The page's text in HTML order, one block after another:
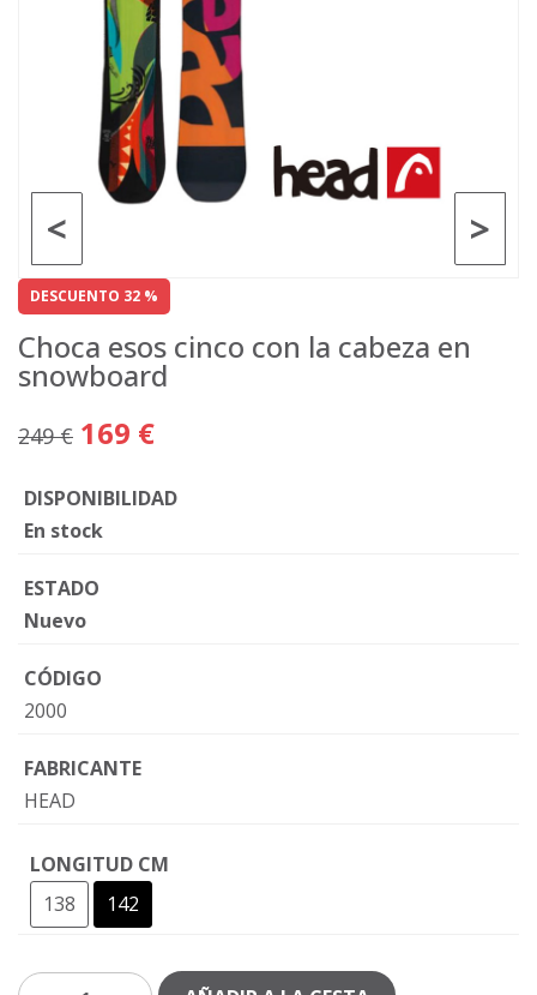
>
<
DESCUENTO 32 %
Choca esos cinco con la cabeza en
snowboard
249 € 169 €
DISPONIBILIDAD
En stock
ESTADO
Nuevo
CÓDIGO
2000
FABRICANTE
HEAD
LONGITUD CM
138
142